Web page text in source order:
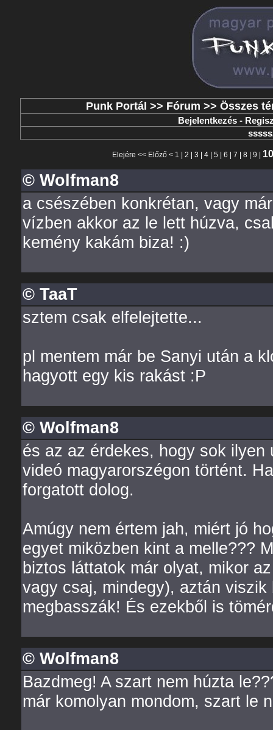
Punk Portál >> Fórum >> Összes
Bejelentkezés -
Elejére << Előző< 1 2 3 4| 5 6 7 8| 9 10
© Wolfman8
a csészében konkrétan, vagy
vízben akkor az le lett húzva,
kemény kakám biza! :)
© TaaT
sztem csak elfelejtette...
pl mentem már be Sanyi után a
hagyott egy kis rakást :P
© Wolfman8
és az az érdekes, hogy sok
videó magyarorszégon történt.
forgatott dolog.
Amúgy nem értem jah, miért jó
egyet miközben kint a melle???
biztos láttatok már olyat, mikor
vagy csaj, mindegy), aztán
megbasszák! És ezekből is
© Wolfman8
Bazdmeg! A szart nem húzta
már komolyan mondom, szart le